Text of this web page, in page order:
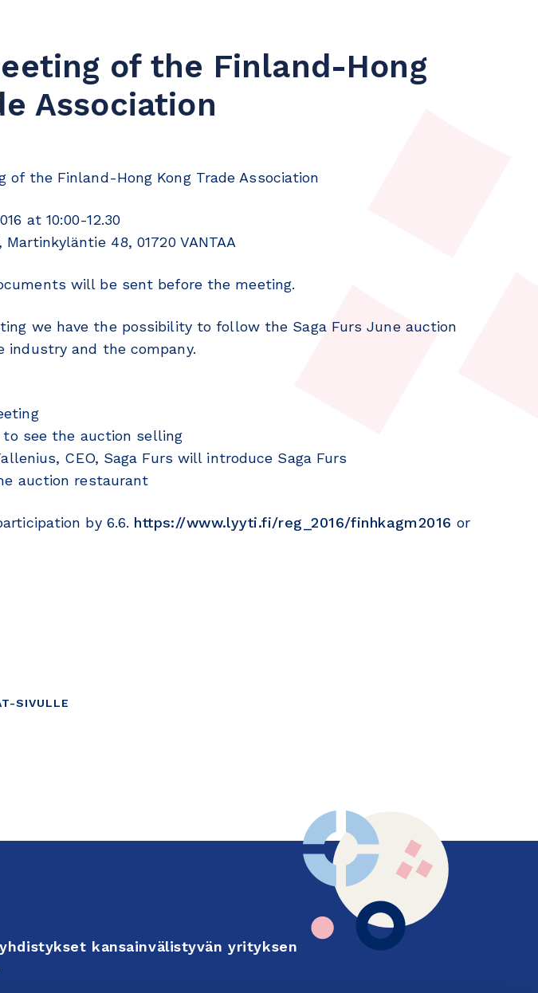
of the Finland-Hong
Association
of the Finland-Hong Kong Trade Association
at 10:00-12.30
Martinkyläntie 48, 01720 VANTAA
will be sent before the meeting.
we have the possibility to follow the Saga Furs June auction
industry and the company.
to see the auction selling
CEO, Saga Furs will introduce Saga Furs
auction restaurant
by 6.6. https://www.lyyti.fi/reg_2016/finhkagm2016 or
SIVULLE
kansainvälistyvän yrityksen